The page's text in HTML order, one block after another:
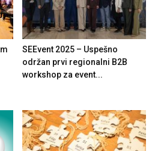
SEEvent 2025 – Uspešno
održan prvi regionalni B2B
workshop za event...